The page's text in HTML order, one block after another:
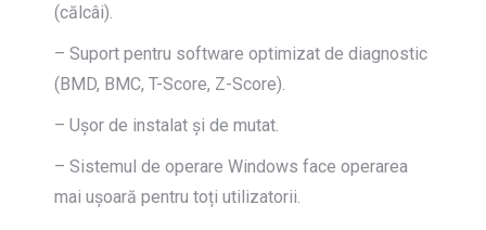
(călcâi).
– Suport pentru software optimizat de diagnostic
(BMD, BMC, T-Score, Z-Score).
– Ușor de instalat și de mutat.
– Sistemul de operare Windows face operarea
mai ușoară pentru toți utilizatorii.